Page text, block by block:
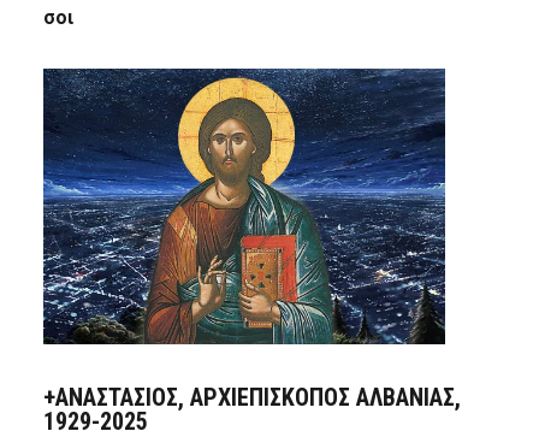
σοι
+ΑΝΑΣΤΆΣΙΟΣ, ΑΡΧΙΕΠΊΣΚΟΠΟΣ ΑΛΒΑΝΊΑΣ,
1929-2025